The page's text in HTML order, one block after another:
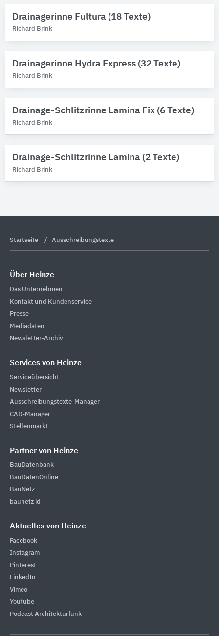
Drainagerinne Fultura (18 Texte)
Richard Brink
Drainagerinne Hydra Express (32 Texte)
Richard Brink
Drainage-Schlitzrinne Lamina Fix (6 Texte)
Richard Brink
Drainage-Schlitzrinne Lamina (2 Texte)
Richard Brink
Startseite Ausschreibungstexte
Über Heinze
Das Unternehmen
Kontakt und Kundenservice
Presse
Mediadaten
Newsletter-Archiv
Services von Heinze
Serviceübersicht
Newsletter
Ausschreibungstexte-Manager
CAD-Manager
Stellenmarkt
Partner von Heinze
BauDatenbank
BauDatenOnline
BauNetz
baunetz id
Aktuelles von Heinze
Facebook
Instagram
Pinterest
LinkedIn
Vimeo
Youtube
Podcast Architekturfunk